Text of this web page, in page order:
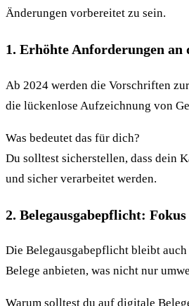
Änderungen vorbereitet zu sein.
1. Erhöhte Anforderungen an
Ab 2024 werden die Vorschriften
die lückenlose Aufzeichnung von
Was bedeutet das für dich?
Du solltest sicherstellen, dass dein
und sicher verarbeitet werden.
2. Belegausgabepflicht:
Die Belegausgabepflicht bleibt
Belege anbieten, was nicht nur
Warum solltest du auf digitale